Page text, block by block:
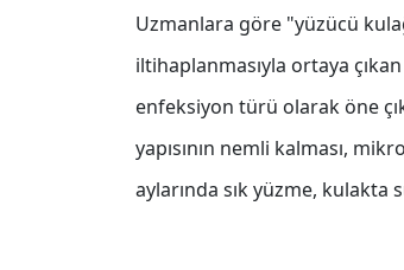
Uzmanlara göre "yüzücü
iltihaplanmasıyla ortaya
enfeksiyon türü olarak öne
yapısının nemli kalması,
aylarında sık yüzme, kulakta